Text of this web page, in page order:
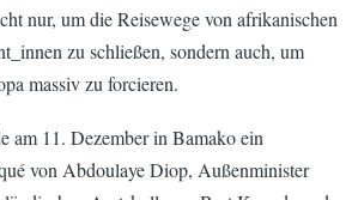
nur, um die Reisewege von afrikanischen
zu schließen, sondern auch, um
massiv zu forcieren.
am 11. Dezember in Bamako ein
von Abdoulaye Diop, Außenminister